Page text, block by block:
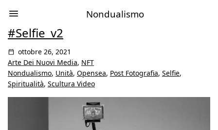
Nondualismo
#Selfie_v2
ottobre 26, 2021
Arte Dei Nuovi Media, NFT
Nondualismo, Unità, Opensea, Post Fotografia, Selfie,
Spiritualità, Scultura Video